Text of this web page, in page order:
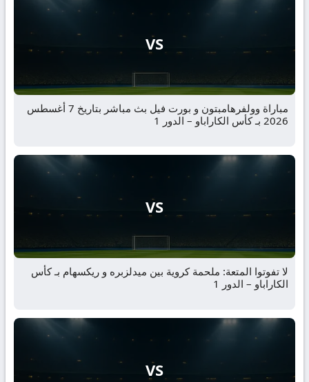
VS
مباراة وولفرهامبتون و بورت فيل بث مباشر بتاريخ 7 أغسطس
2026 بـ كأس الكاراباو – الدور 1
VS
لا تفوتوا المتعة: ملحمة كروية بين ميدلزبره و ريكسهام بـ كأس
الكاراباو – الدور 1
VS